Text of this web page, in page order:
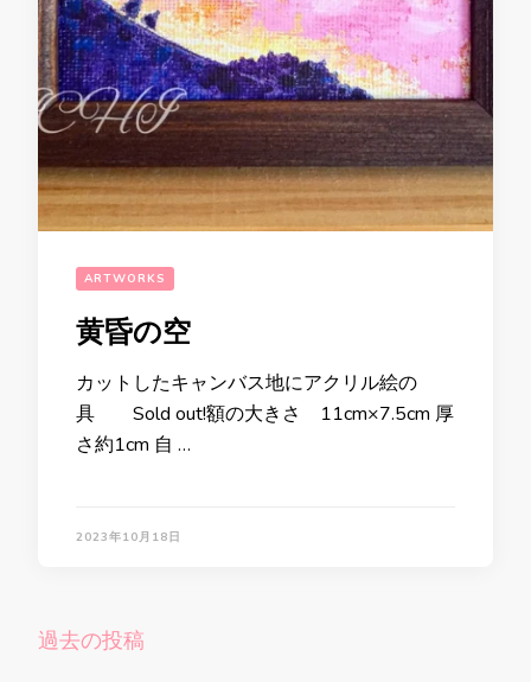
ARTWORKS
黄昏の空
カットしたキャンバス地にアクリル絵の
具 Sold out!額の大きさ 11cm×7.5cm 厚
さ約1cm 自 …
2023年10月18日
投
過去の投稿